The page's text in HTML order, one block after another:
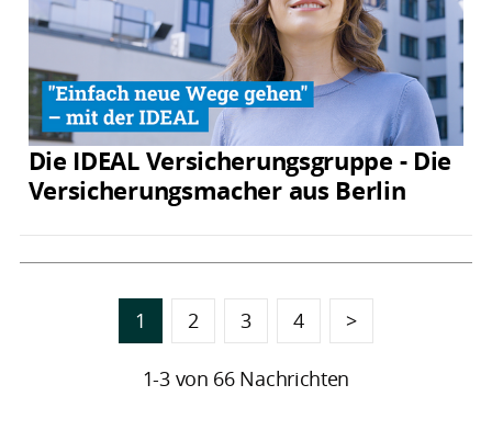
Die IDEAL Versicherungsgruppe - Die
Versicherungsmacher aus Berlin
1 2 3 4 >
1-3 von 66 Nachrichten